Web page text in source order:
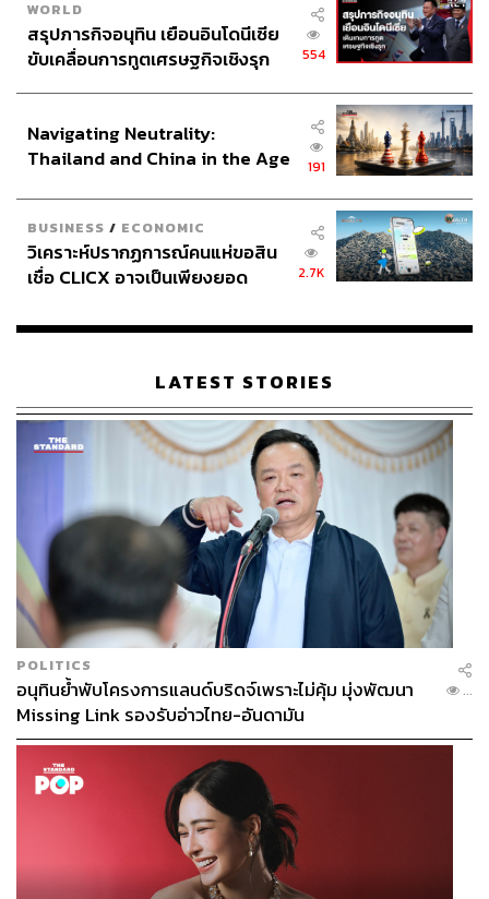
WORLD
สรุปภารกิจอนุทิน เยือนอินโดนีเซีย
ขับเคลื่อนการทูตเศรษฐกิจเชิงรุก
554
Navigating Neutrality:
Thailand and China in the Age
191
BUSINESS / ECONOMIC
วิเคราะห์ปรากฏการณ์คนแห่ขอสิน
เชื่อ CLICX อาจเป็นเพียงยอด
เรือนไทยที่ถูกซุกไว้
2.7K
LATEST STORIES
POLITICS
อนุทินย้ำพับโครงการแลนด์บริดจ์เพราะไม่คุ้ม มุ่งพัฒนา
Missing Link รองรับอ่าวไทย-อันดามัน
...